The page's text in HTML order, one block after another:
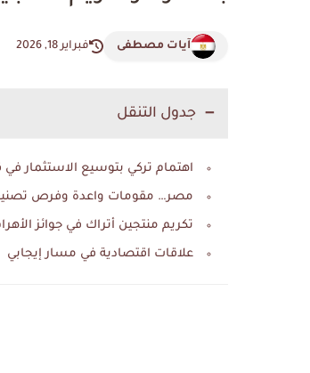
آيات مصطفى فبراير 18, 2026
جدول التنقل
اهتمام تركي بتوسيع الاستثمار
مصر… مقومات واعدة وفرص
تكريم منتجين أتراك في جوائز
علاقات اقتصادية في مسار إيجابي